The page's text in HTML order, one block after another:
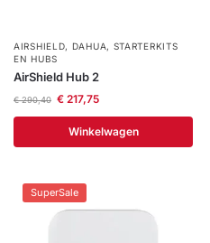
AIRSHIELD, DAHUA, STARTERKITS
EN HUBS
AirShield Hub 2
€290,40 €217,75
Winkelwagen
SuperSale